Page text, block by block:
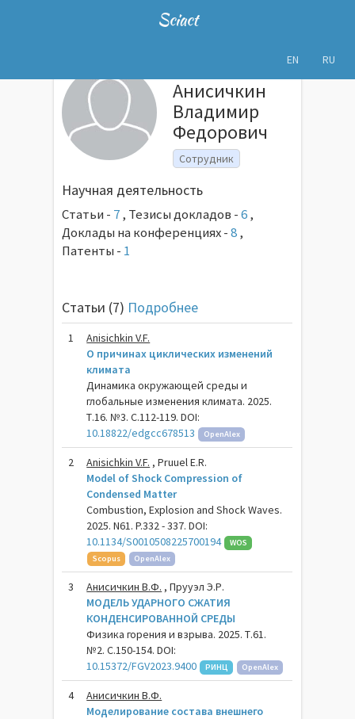
Sciact
EN RU
Анисичкин
Владимир
Федорович
Сотрудник
Научная деятельность
Статьи - 7, Тезисы докладов -6,
Доклады на конференциях -8,
Патенты - 1
Статьи (7) Подробнее
1
Anisichkin V.F.
О причинах циклических изменений
климата
Динамика окружающей среды и
глобальные изменения климата. 2025.
Т.16. №3. С.112-119. DOI:
10.18822/edgcc678513
OpenAlex
2 Anisichkin V.F. , Pruuel E.R.
Model of Shock Compression of
Condensed Matter
Combustion, Explosion and Shock Waves.
2025. N61. P.332 - 337. DOI:
10.1134/S0010508225700194
WOS
Scopus
OpenAlex
3 Анисичкин В.Ф. , Прууэл Э.Р.
МОДЕЛЬ УДАРНОГО СЖАТИЯ
КОНДЕНСИРОВАННОЙ СРЕДЫ
Физика горения и взрыва. 2025. Т.61.
№2. С.150-154. DOI:
10.15372/FGV2023.9400
РИНЦ OpenAlex
4
Анисичкин В.Ф.
Моделирование состава внешнего